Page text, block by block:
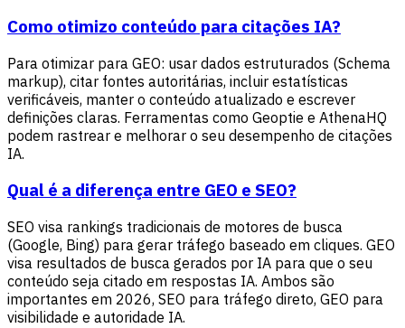
Como otimizo conteúdo para citações IA?
Para otimizar para GEO: usar dados estruturados (Schema
markup), citar fontes autoritárias, incluir estatísticas
verificáveis, manter o conteúdo atualizado e escrever
definições claras. Ferramentas como Geoptie e AthenaHQ
podem rastrear e melhorar o seu desempenho de citações
IA.
Qual é a diferença entre GEO e SEO?
SEO visa rankings tradicionais de motores de busca
(Google, Bing) para gerar tráfego baseado em cliques. GEO
visa resultados de busca gerados por IA para que o seu
conteúdo seja citado em respostas IA. Ambos são
importantes em 2026, SEO para tráfego direto, GEO para
visibilidade e autoridade IA.